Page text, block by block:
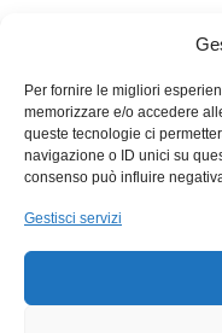
Per fornire le migliori
memorizzare e/o accedere
queste tecnologie ci
navigazione o ID unici su
consenso può influire
Gestisci servizi
tecnologia ci stiamo
passaggio (varie
artificiale non è
per colpa dei
potremo permetterci i
noi siamo ancora lontani.